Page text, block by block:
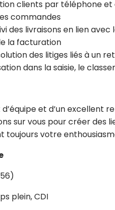
clients par téléphone et
commandes
des livraisons en lien
la facturation
des litiges liés à un
dans la saisie, le
et d’un excellent
sur vous pour créer des
toujours votre
plein, CDI